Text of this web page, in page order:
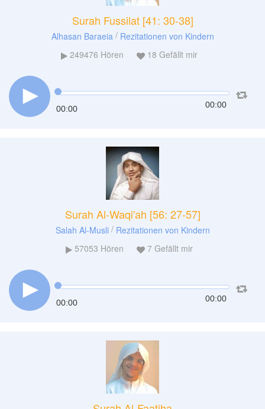
Surah Fussilat [41: 30-38]
Alhasan Baraeia / Rezitationen von Kindern
249476 Hören 18 Gefällt mir
00:00 00:00
Surah Al-Waqi'ah [56: 27-57]
Salah Al-Musli/ Rezitationen von Kindern
57053 Hören 7Gefällt mir
00:00 00:00